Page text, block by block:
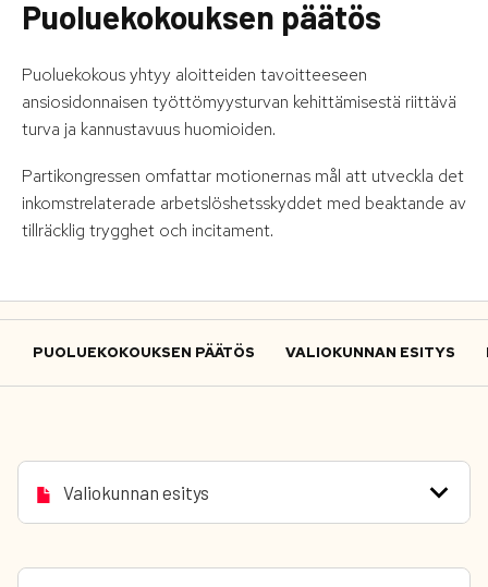
Puoluekokouksen päätös
Puoluekokous yhtyy aloitteiden tavoitteeseen
ansiosidonnaisen työttömyysturvan kehittämisestä riittävä
turva ja kannustavuus huomioiden.
Partikongressen omfattar motionernas mål att utveckla det
inkomstrelaterade arbetslöshetsskyddet med beaktande av
tillräcklig trygghet och incitament.
PUOLUEKOKOUKSEN PÄÄTÖS VALIOKUNNAN ESITYS
Valiokunnan esitys